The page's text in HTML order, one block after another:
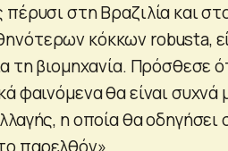
πέρυσι στη Βραζιλία και
κόκκων robusta,
τη βιομηχανία. Πρόσθεσε
φαινόμενα θα είναι
η οποία θα